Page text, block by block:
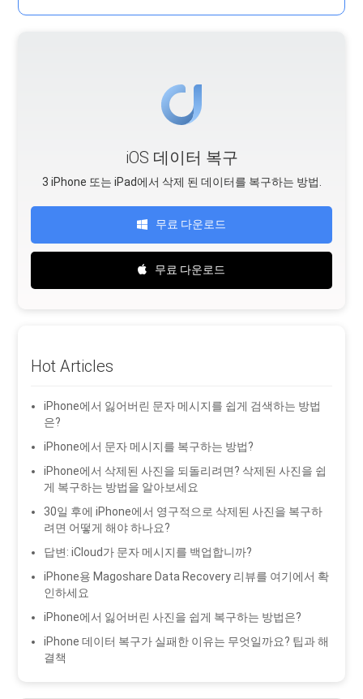
iOS 데이터 복구
3 iPhone 또는 iPad에서 삭제 된 데이터를 복구하는 방법.
무료 다운로드
무료 다운로드
Hot Articles
iPhone에서 잃어버린 문자 메시지를 쉽게 검색하는 방법
은?
iPhone에서 문자 메시지를 복구하는 방법?
iPhone에서 삭제된 사진을 되돌리려면? 삭제된 사진을 쉽
게 복구하는 방법을 알아보세요
30일 후에 iPhone에서 영구적으로 삭제된 사진을 복구하
려면 어떻게 해야 하나요?
답변: iCloud가 문자 메시지를 백업합니까?
iPhone용 Magoshare Data Recovery 리뷰를 여기에서 확
인하세요
iPhone에서 잃어버린 사진을 쉽게 복구하는 방법은?
iPhone 데이터 복구가 실패한 이유는 무엇일까요? 팁과 해
결책